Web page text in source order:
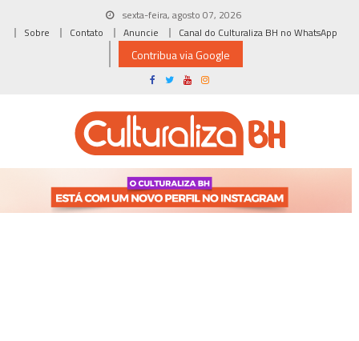
sexta-feira, agosto 07, 2026
Sobre
Contato Anuncie Canal do Culturaliza BH no WhatsApp
Contribua via Google